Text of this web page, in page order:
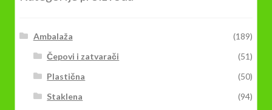
Ambalaža
(189)
Čepovi i zatvarači
(51)
Plastična
(50)
Staklena
(94)